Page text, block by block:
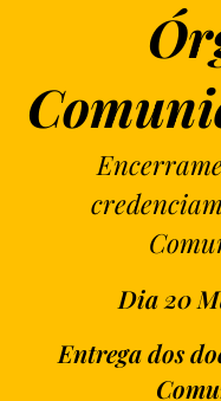
Dia 20
Entrega dos